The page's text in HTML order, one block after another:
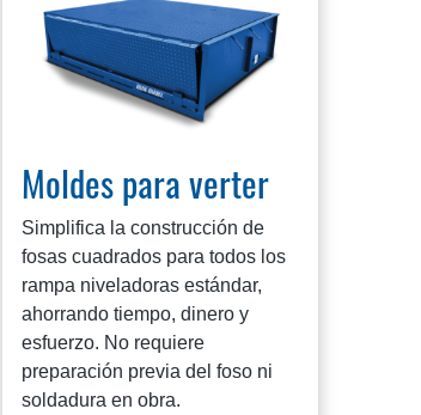
Moldes para verter
Simplifica la construcción de
fosas cuadrados para todos los
rampa niveladoras estándar,
ahorrando tiempo, dinero y
esfuerzo. No requiere
preparación previa del foso ni
soldadura en obra.